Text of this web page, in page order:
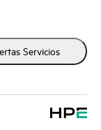
a
del servicio HPE
de diversos
Servicios